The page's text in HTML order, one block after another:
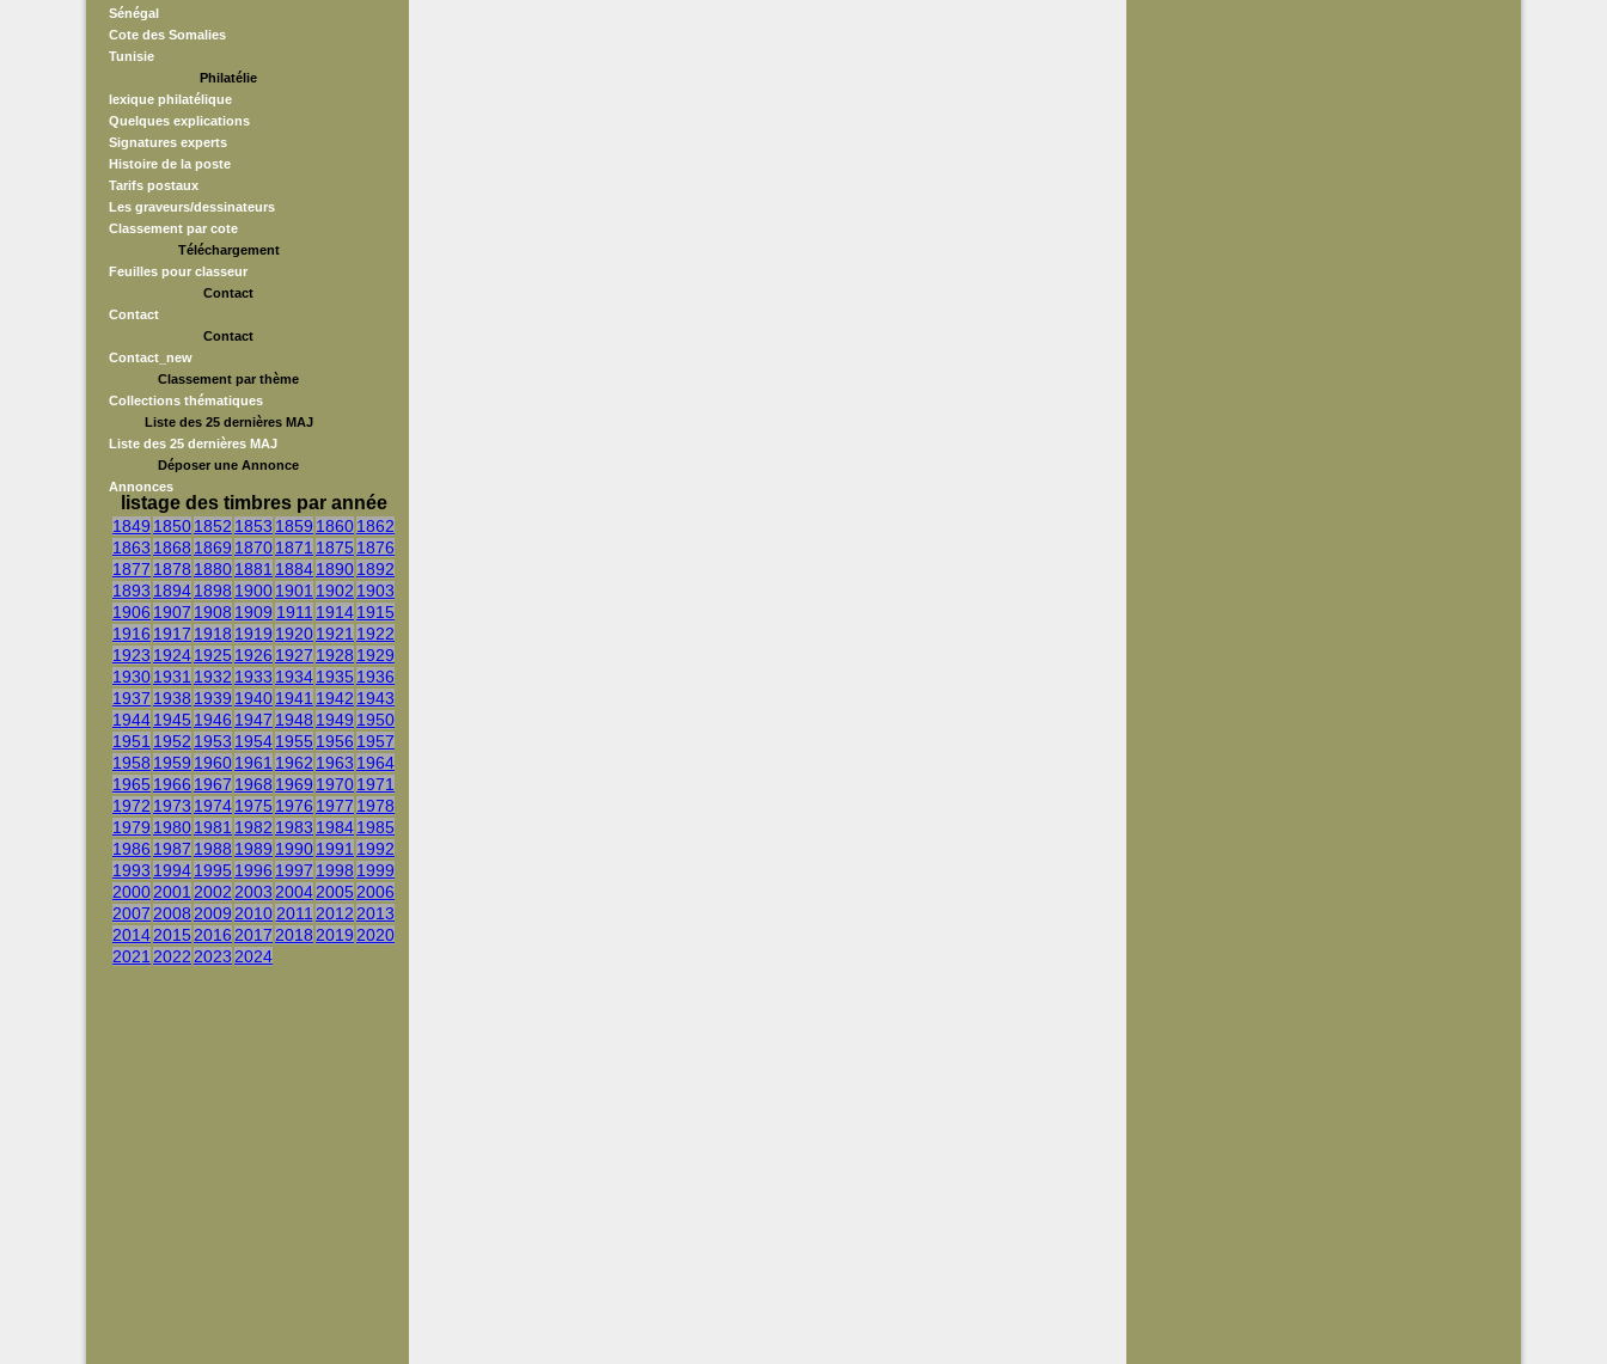
Sénégal
Cote des Somalies
Tunisie
Philatélie
lexique philatélique
Quelques explications
Signatures experts
Histoire de la poste
Tarifs postaux
Les graveurs/dessinateurs
Classement par cote
Téléchargement
Feuilles pour classeur
Contact
Contact
Contact
Contact_new
Classement par thème
Collections thématiques
Liste des 25 dernières MAJ
Liste des 25 dernières MAJ
Déposer une Annonce
Annonces
listage des timbres par année
1849 18501852 1853 1859 18601862
1863 1868 1869 18701871 1875 1876
1877 1878 18801881 188418901892
1893 18941898 19001901 1902 1903
1906 1907 1908 1909 1911 19141915
1916 1917 1918 1919 19201921 1922
1923 19241925 1926 1927 1928 1929
19301931 1932 1933 19341935 1936
1937 1938 1939 19401941 1942 1943
19441945 1946 1947 1948 1949 1950
1951 1952 1953 19541955 1956 1957
1958 1959 19601961 1962 1963 1964
1965 1966 1967 1968 1969 19701971
1972 1973 19741975 1976 1977 1978
1979 19801981 1982 1983 19841985
1986 1987 1988 1989 19901991 1992
1993 19941995 1996 1997 1998 1999
20002001 2002 2003 20042005 2006
2007 2008 2009 2010 2011 2012 2013
20142015 2016 2017 2018 2019 2020
2021 2022 2023 2024